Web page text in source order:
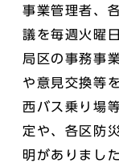
事業管理者、
議を毎週火曜
局区の事務事
や意見交換等
西バス乗り場
定や、各区防
明がありました